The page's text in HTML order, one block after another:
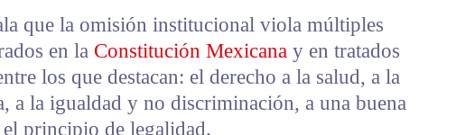
que la omisión institucional viola múltiples
en la Constitución Mexicana y en tratados
los que destacan: el derecho a la salud, a la
a la igualdad y no discriminación, a una buena
principio de legalidad.